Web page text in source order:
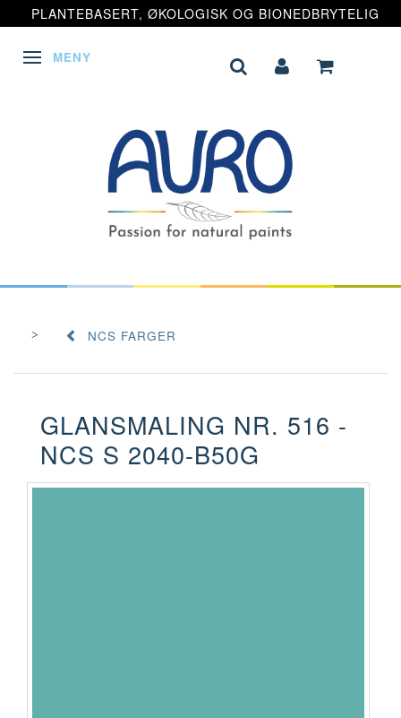
PLANTEBASERT, ØKOLOGISK OG BIONEDBRYTELIG
VEKSLE NAVIGASJON
MENY
NCS FARGER
GLANSMALING NR. 516 -
NCS S 2040-B50G